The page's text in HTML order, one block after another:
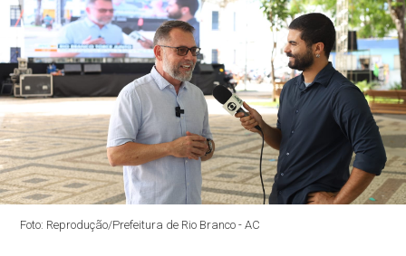
Foto: Reprodução/Prefeitura de Rio Branco - AC